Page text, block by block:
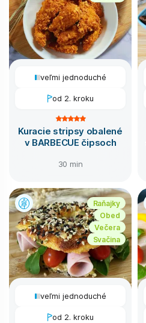
veľmi jednoduché
od 2. kroku
Kuracie stripsy obalené
v BARBECUE čipsoch
30 min
Raňajky
Obed
Večera
Svačina
veľmi jednoduché
od 2. kroku